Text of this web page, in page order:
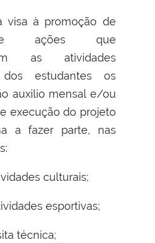
visa à promoção de
e ações que
as atividades
dos estudantes os
auxilio mensal e/ou
execução do projeto
a fazer parte, nas
culturais;
esportivas;
técnica;